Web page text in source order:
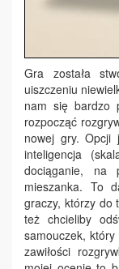
Gra została
uiszczeniu
nam się bardzo
rozpocząć
nowej gry. Opcji
inteligencja
dociąganie, na
mieszanka. To
graczy, którzy do
też chcieliby
samouczek,
zawiłości